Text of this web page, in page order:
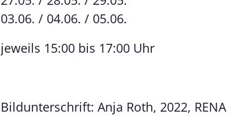
03.06. / 04.06. / 05.06.
jeweils 15:00 bis 17:00 Uhr
Bildunterschrift: Anja Roth, 2022, RENA